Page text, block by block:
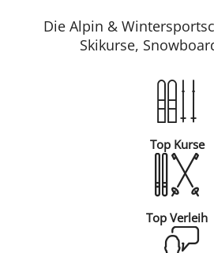
Die Alpin &
Skikurse,
Top Kurse
Top Verleih